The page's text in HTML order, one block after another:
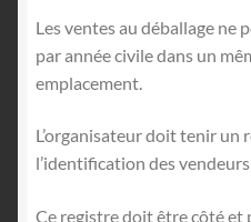
Les ventes au déballage ne
par année civile dans un
emplacement.
L’organisateur doit tenir
l’identification des
Ce registre doit être côté et